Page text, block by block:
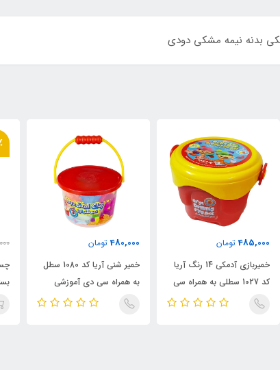
485,000 تومان
خمیربازی آدمکی 14 رنگ آریا
کد 1027 سطلی به همراه سی
دی آموزشی
480,000 تومان
خمیر شنی آریا کد 1080 سطل
به همراه سی دی آموزشی
بسته